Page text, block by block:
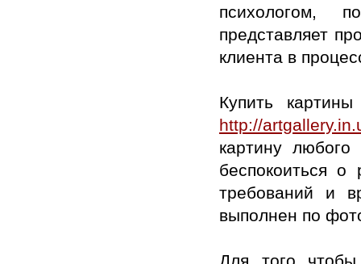
психологом,
представляет
клиента в
Купить
http://
картину
беспокоиться о
требований и
выполнен по